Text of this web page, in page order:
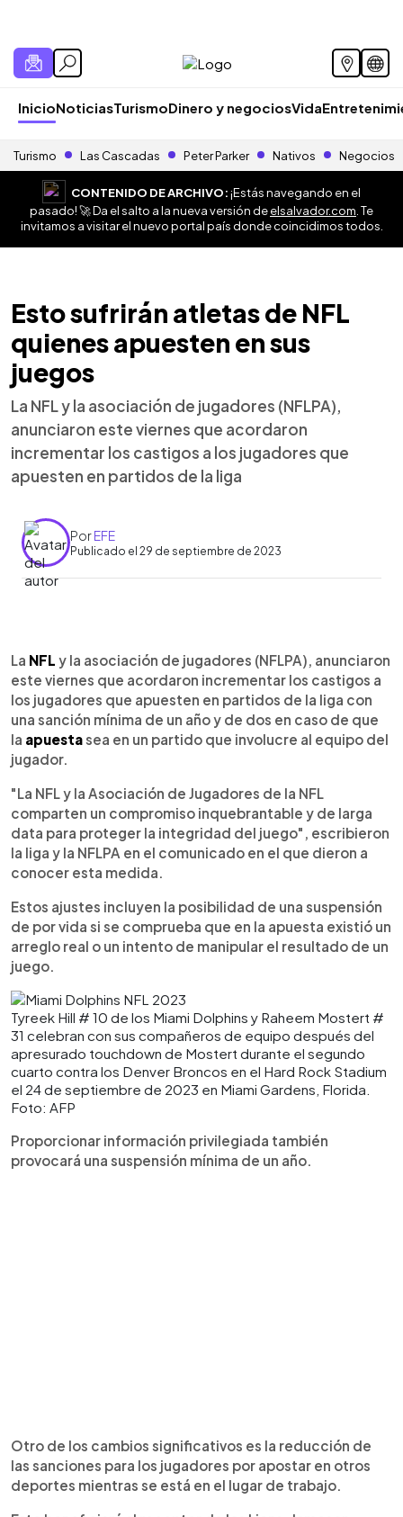
InicioNoticiasTurismoDinero y negociosVida
Turismo Las Cascadas Peter Parker Nativos Negocios
CONTENIDO DE ARCHIVO:¡Estás navegando en el
pasado! 🚀 Da el salto a la nueva versión deelsalvador.com . Te
invitamos a visitar el nuevo portal país donde coincidimos todos.
Esto sufrirán atletas de NFL
quienes apuesten en sus
juegos
La NFL y la asociación de jugadores (NFLPA),
anunciaron este viernes que acordaron
incrementar los castigos a los jugadores que
apuesten en partidos de la liga
PorEFE
Publicado el 29 de septiembre de 2023
Escuchar artículo
La NFL y la asociación de jugadores (NFLPA), anunciaron
este viernes que acordaron incrementar los castigos a
los jugadores que apuesten en partidos de la liga con
una sanción mínima de un año y de dos en caso de que
la apuestasea en un partido que involucre al equipo del
jugador.
"La NFL y la Asociación de Jugadores de la NFL
comparten un compromiso inquebrantable y de larga
data para proteger la integridad del juego", escribieron
la liga y la NFLPA en el comunicado en el que dieron a
conocer esta medida.
Estos ajustes incluyen la posibilidad de una suspensión
de por vida si se comprueba que en la apuesta existió un
arreglo real o un intento de manipular el resultado de un
juego.
Tyreek Hill # 10 de los Miami Dolphins y Raheem Mostert #
31 celebran con sus compañeros de equipo después del
apresurado touchdown de Mostert durante el segundo
cuarto contra los Denver Broncos en el Hard Rock Stadium
el 24 de septiembre de 2023 en Miami Gardens, Florida.
Foto: AFP
Proporcionar información privilegiada también
provocará una suspensión mínima de un año.
Otro de los cambios significativos es la reducción de
las sanciones para los jugadores por apostar en otros
deportes mientras se está en el lugar de trabajo.